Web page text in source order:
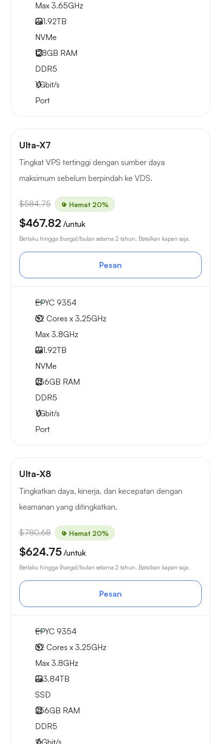
Max 3.65GHz
2x1.92TB
NVMe
128GB RAM
DDR5
1Gbit/s
Port
Ulta-X7
Tingkat VPS tertinggi dengan sumber daya
maksimum sebelum berpindah ke VDS.
$584.75 Hemat 20%
$467.82 /untuk
Berlaku hingga {harga}/bulan selama 2 tahun. Batalkan kapan saja.
Pesan
EPYC 9354
32 Cores x 3.25GHz
Max 3.8GHz
2x1.92TB
NVMe
256GB RAM
DDR5
1Gbit/s
Port
Ulta-X8
Tingkatkan daya, kinerja, dan kecepatan dengan
keamanan yang ditingkatkan.
$780.68 Hemat 20%
$624.75 /untuk
Berlaku hingga {harga}/bulan selama 2 tahun. Batalkan kapan saja.
Pesan
EPYC 9354
32 Cores x 3.25GHz
Max 3.8GHz
2x3.84TB
SSD
256GB RAM
DDR5